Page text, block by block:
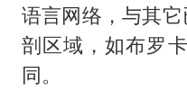
语言网络，与其
剖区域，如布罗
同。